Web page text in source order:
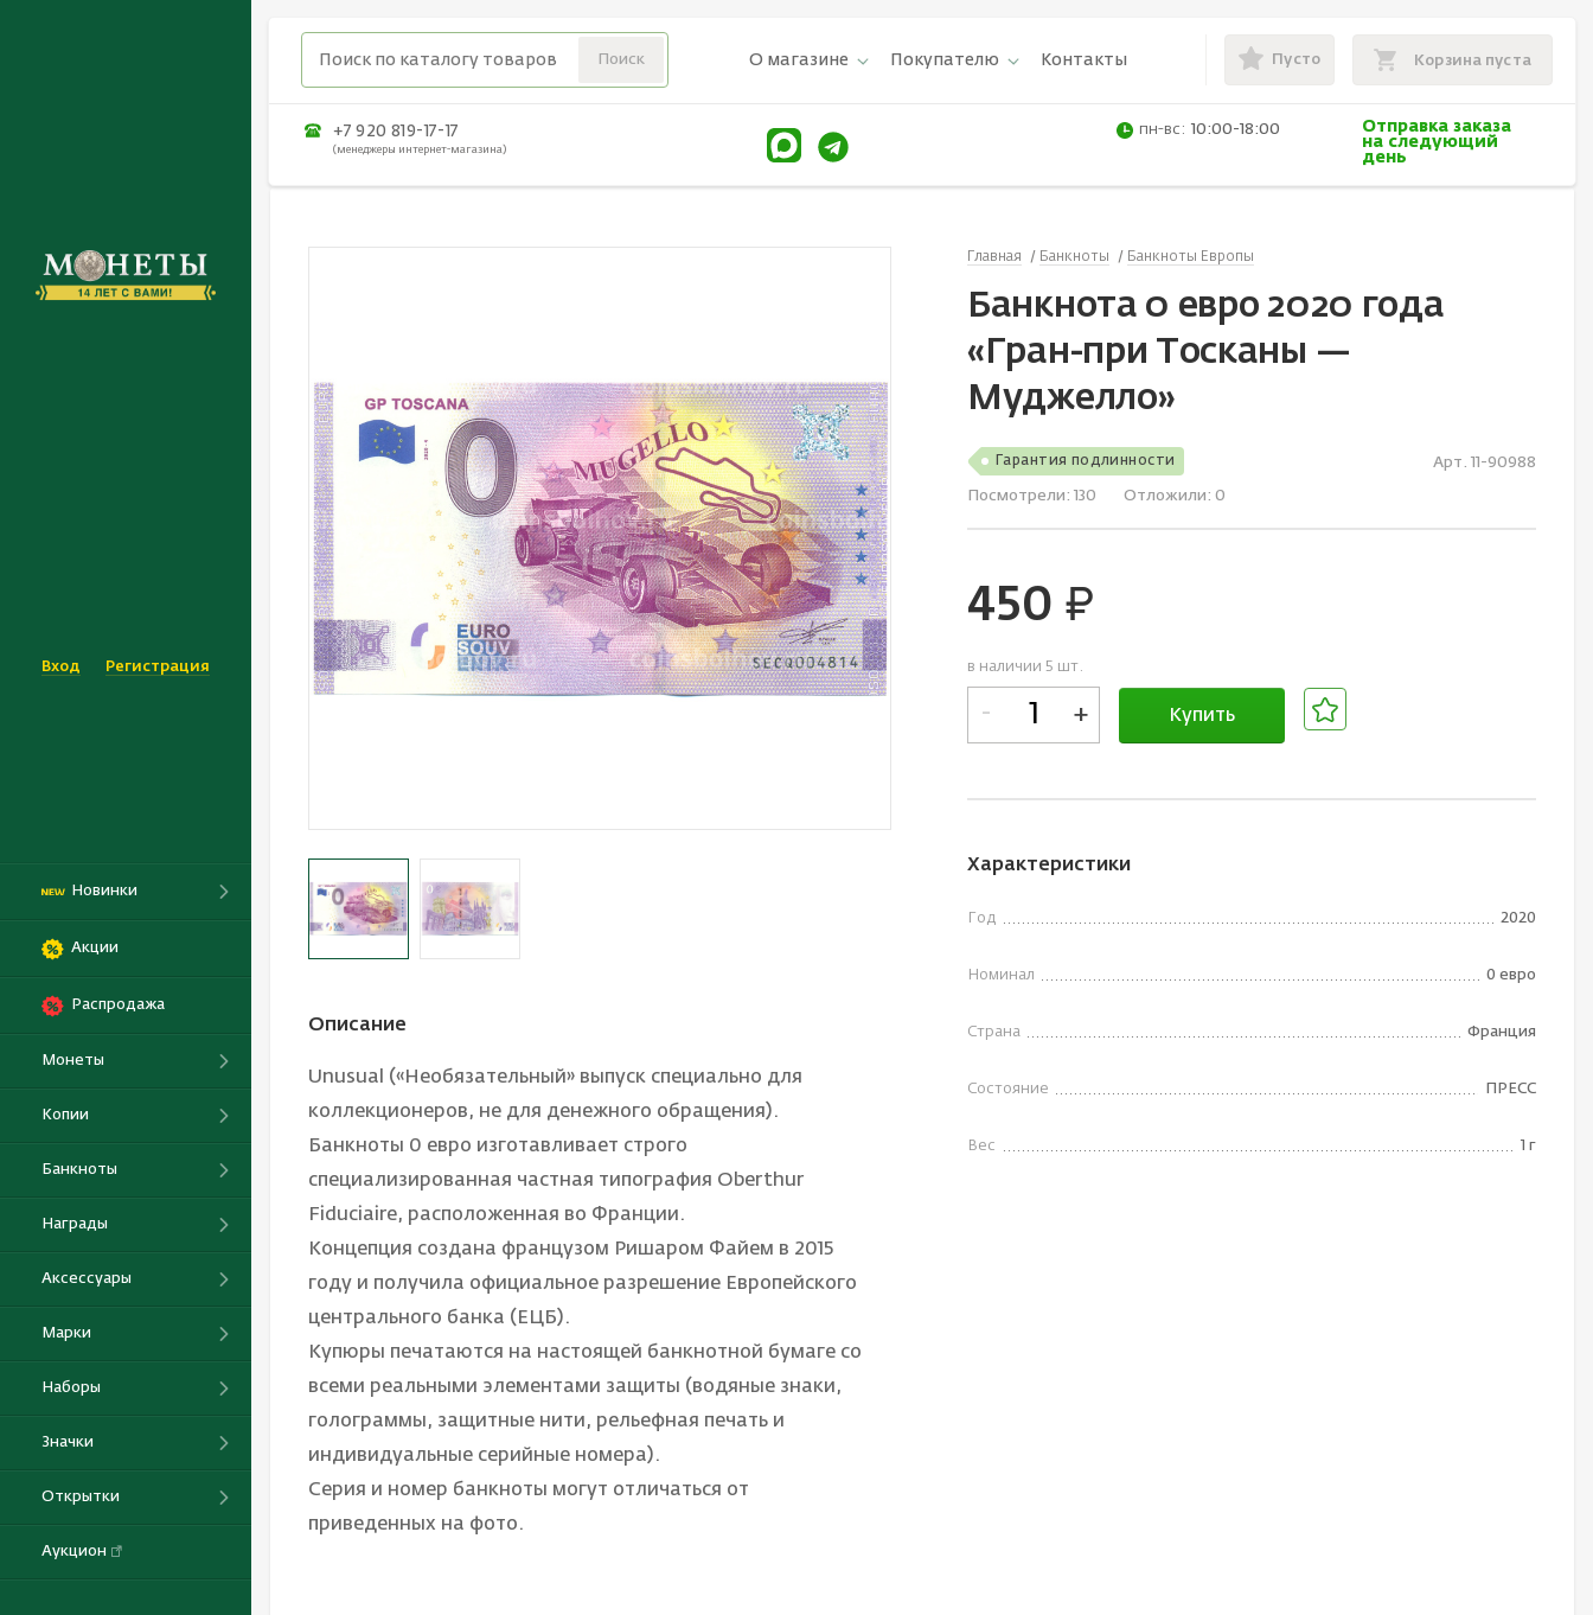
Вход Регистрация
Новинки
Акции
Распродажа
Монеты
Копии
Банкноты
Награды
Аксессуары
Марки
Наборы
Значки
Открытки
Аукцион
О магазине Покупателю Контакты Пусто Корзина пуста
+7 920 819-17-17
(менеджеры интернет-магазина)
пн-вс: 10:00-18:00
Отправка заказа
на следующий
день
Описание
Unusual («Необязательный» выпуск специально для
коллекционеров, не для денежного обращения).
Банкноты 0 евро изготавливает строго
специализированная частная типография Oberthur
Fiduciaire, расположенная во Франции.
Концепция создана французом Ришаром Файем в 2015
году и получила официальное разрешение Европейского
центрального банка (ЕЦБ).
Купюры печатаются на настоящей банкнотной бумаге со
всеми реальными элементами защиты (водяные знаки,
голограммы, защитные нити, рельефная печать и
индивидуальные серийные номера).
Серия и номер банкноты могут отличаться от
приведенных на фото.
Главная Банкноты Банкноты Европы
Банкнота 0 евро 2020 года
«Гран-при Тосканы —
Муджелло»
Гарантия подлинности Арт. 11-90988
Посмотрели: 130 Отложили: 0
450 руб.
в наличии 5 шт.
- + Купить
Характеристики
Год 2020
Номинал 0 евро
Страна Франция
Состояние ПРЕСС
Вес 1 г